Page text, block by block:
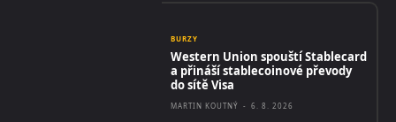
BURZY
Western Union spouští Stablecard
a přináší stablecoinové převody
do sítě Visa
MARTIN KOUTNÝ - 6. 8. 2026